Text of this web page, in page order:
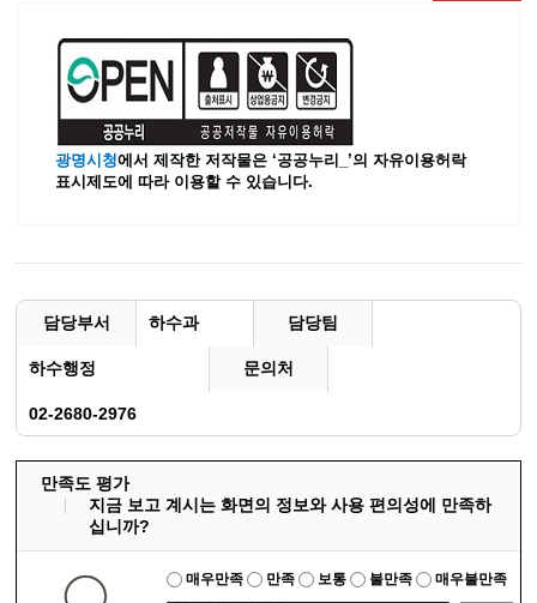
광명시청에서 제작한 저작물은 ‘공공누리_’의 자유이용허락
표시제도에 따라 이용할 수 있습니다.
담당부서 하수과 담당팀
하수행정 문의처
02-2680-2976
만족도 평가
지금 보고 계시는 화면의 정보와 사용 편의성에 만족하
십니까?
매우만족 만족 보통 불만족 매우불만족